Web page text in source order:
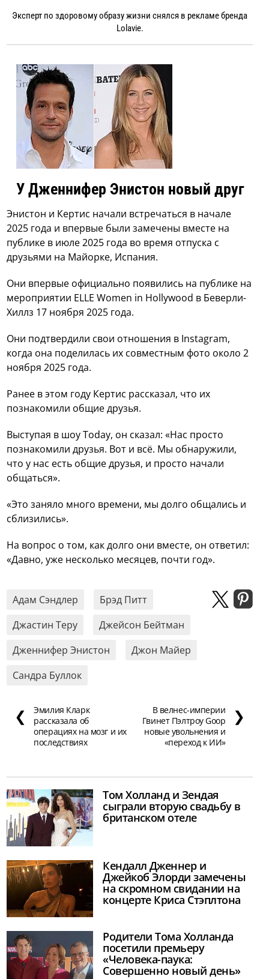
Эксперт по здоровому образу жизни снялся в рекламе бренда
Lolavie.
У Дженнифер Энистон новый друг
Энистон и Кертис начали встречаться в начале
2025 года и впервые были замечены вместе на
публике в июле 2025 года во время отпуска с
друзьями на Майорке, Испания.
Они впервые официально появились на публике на
мероприятии ELLE Women in Hollywood в Беверли-
Хиллз 17 ноября 2025 года.
Они подтвердили свои отношения в Instagram,
когда она поделилась их совместным фото около 2
ноября 2025 года.
Ранее в этом году Кертис рассказал, что их
познакомили общие друзья.
Выступая в шоу Today, он сказал: «Нас просто
познакомили друзья. Вот и всё. Мы обнаружили,
что у нас есть общие друзья, и просто начали
общаться».
«Это заняло много времени, мы долго общались и
сблизились».
На вопрос о том, как долго они вместе, он ответил:
«Давно, уже несколько месяцев, почти год».
Адам Сэндлер
Брэд Питт
Джастин Теру
Джейсон Бейтман
Дженнифер Энистон
Джон Майер
Сандра Буллок
❮
Эмилия Кларк
рассказала об
операциях на мозг и их
последствиях
В велнес-империи
Гвинет Пэлтроу Goop
новые увольнения и
«переход к ИИ»
❯
Том Холланд и Зендая
сыграли вторую свадьбу в
британском отеле
Кендалл Дженнер и
Джейкоб Элорди замечены
на скромном свидании на
концерте Криса Стэплтона
Родители Тома Холланда
посетили премьеру
«Человека-паука:
Совершенно новый день»